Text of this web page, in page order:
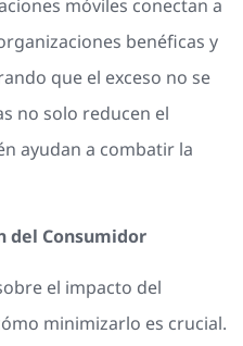
móviles conectan a
benéficas y
que el exceso no se
no solo reducen el
ayudan a combatir la
del Consumidor
el impacto del
minimizarlo es crucial.